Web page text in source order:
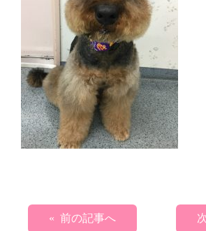
« 前の記事へ